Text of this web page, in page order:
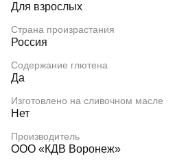
Для взрослых
Страна произрастания
Россия
Содержание глютена
Да
Изготовлено на сливочном масле
Нет
Производитель
ООО «КДВ Воронеж»